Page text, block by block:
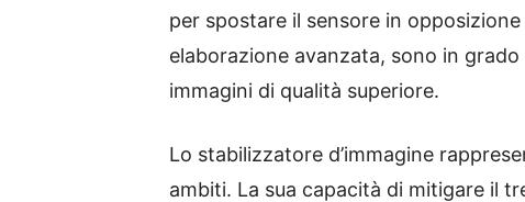
per spostare il sensore in
elaborazione avanzata, sono in
immagini di qualità superiore.
Lo stabilizzatore d’immagine
ambiti. La sua capacità di mitigare il